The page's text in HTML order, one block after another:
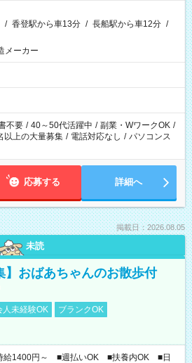
/ 香登駅から車13分 / 長船駅から車12分 /
メーカー
不要 / 40～50代活躍中 / 副業・WワークOK /
以上の大量募集 / 電話対応なし / パソコンス
応募する 詳細へ
掲載日：2026.08.05
未読
】おばあちゃんのお散歩付
人未経験OK
ブランクOK
給1400円～ ■週払いOK ■扶養内OK ■日